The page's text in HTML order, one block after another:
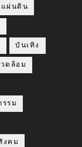
ผ่นดิน
บันเทิง
ดล้อม
รรม
งคม